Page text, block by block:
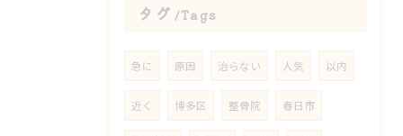
タグ Tags
急に 原因 治らない 人気 以内
近く 博多区 整骨院 春日市